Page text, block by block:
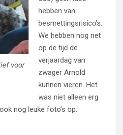
voor
hebben van
besmettingsrisico’s.
We hebben nog net
op de tijd de
verjaardag van
zwager Arnold
kunnen vieren. Het
was niet alleen erg
nog leuke foto’s op.